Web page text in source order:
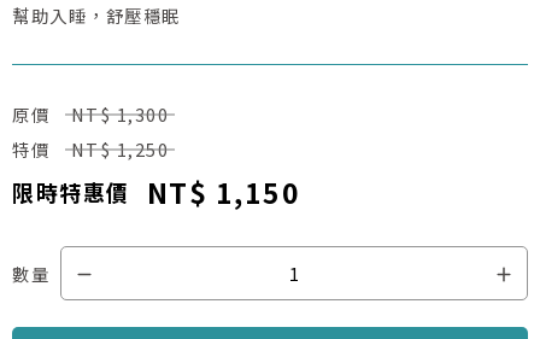
幫助入睡，舒壓穩眠
原價
NT$ 1,300
特價
NT$ 1,250
限時特惠價 NT$ 1,150
數量